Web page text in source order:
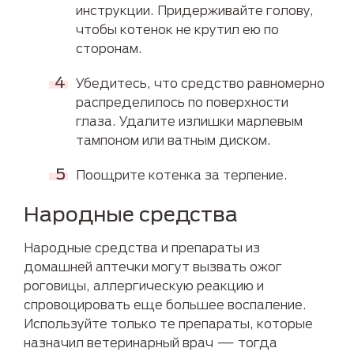
инструкции. Придерживайте голову,
чтобы котенок не крутил ею по
сторонам.
Убедитесь, что средство равномерно
распределилось по поверхности
глаза. Удалите излишки марлевым
тампоном или ватным диском.
Поощрите котенка за терпение.
Народные средства
Народные средства и препараты из
домашней аптечки могут вызвать ожог
роговицы, аллергическую реакцию и
спровоцировать еще большее воспаление.
Используйте только те препараты, которые
назначил ветеринарный врач — тогда